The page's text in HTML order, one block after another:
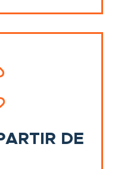
DE